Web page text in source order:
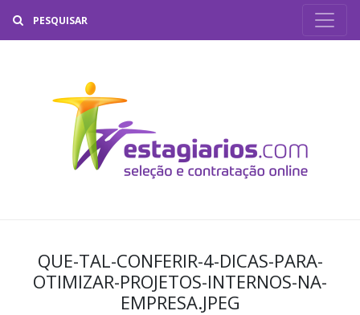
QUE-TAL-CONFERIR-4-DICAS-PARA-
OTIMIZAR-PROJETOS-INTERNOS-NA-
EMPRESA.JPEG